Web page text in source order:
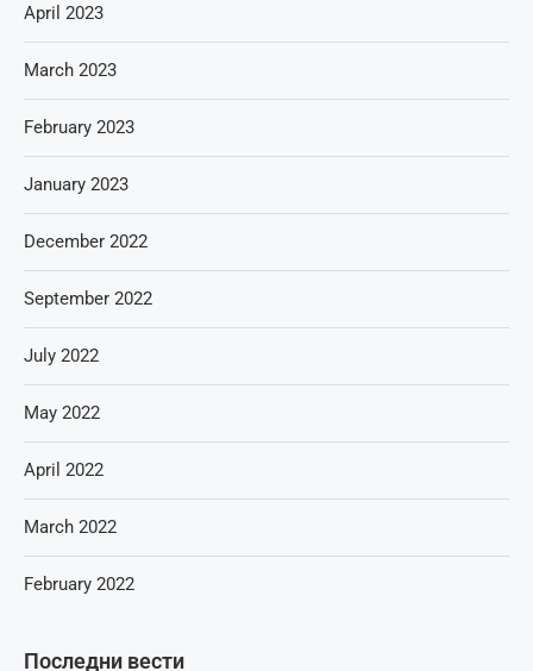
Последни вести
April 2023
March 2023
February 2023
January 2023
December 2022
September 2022
July 2022
May 2022
April 2022
March 2022
February 2022